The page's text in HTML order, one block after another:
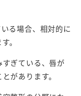
る場合、相対的に
。
ぎている、唇が
があります。